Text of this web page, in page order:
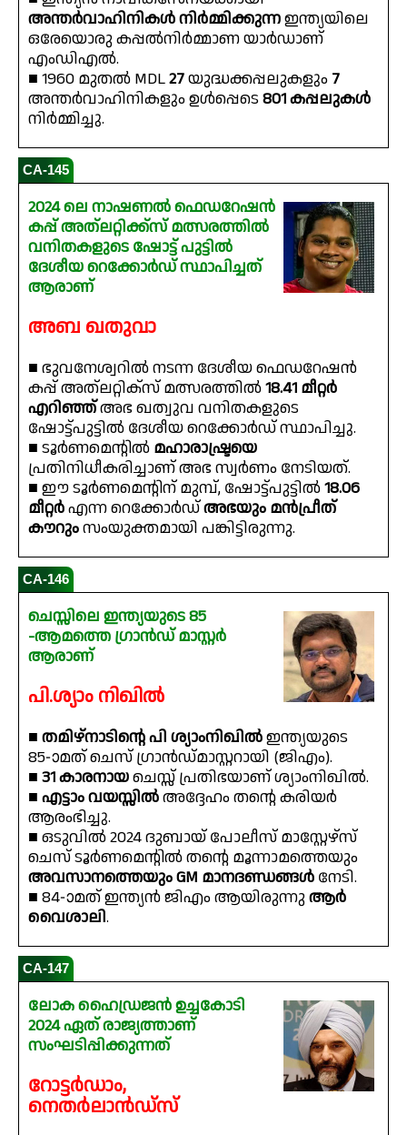
അന്തർവാഹിനികൾ നിർമ്മിക്കുന്നഇന്ത്യയിലെ
ഒരേയൊരു കപ്പൽനിർമ്മാണ യാർഡാണ്
എംഡിഎൽ.
■ 1960 മുതൽ MDL27യുദ്ധക്കപ്പലുകളും 7
അന്തർവാഹിനികളും ഉൾപ്പെടെ 801 കപ്പലുകൾ
നിർമ്മിച്ചു.
CA-145
2024 ലെ നാഷണൽ ഫെഡറേഷൻ
കപ്പ് അത്ലറ്റിക്ക്‌സ് മത്സരത്തിൽ
വനിതകളുടെ ഷോട്ട് പുട്ടിൽ
ദേശീയ റെക്കോർഡ് സ്ഥാപിച്ചത്
ആരാണ്
അബ ഖതുവാ
■ ഭുവനേശ്വറിൽ നടന്ന ദേശീയ ഫെഡറേഷൻ
കപ്പ് അത്‌ലറ്റിക്‌സ് മത്സരത്തിൽ 18.41 മീറ്റർ
എറിഞ്ഞ്അഭ ഖത്വുവ വനിതകളുടെ
ഷോട്ട്പുട്ടിൽ ദേശീയ റെക്കോർഡ് സ്ഥാപിച്ചു.
■ ടൂർണമെൻ്റിൽ മഹാരാഷ്ട്രയെ
പ്രതിനിധീകരിച്ചാണ് അഭ സ്വർണം നേടിയത്.
■ ഈ ടൂർണമെൻ്റിന് മുമ്പ്, ഷോട്ട്പുട്ടിൽ 18.06
മീറ്റർഎന്ന റെക്കോർഡ്അഭയും മൻപ്രീത്
കൗറുംസംയുക്തമായി പങ്കിട്ടിരുന്നു.
CA-146
ചെസ്സിലെ ഇന്ത്യയുടെ 85
-ആമത്തെ ഗ്രാൻഡ് മാസ്റ്റർ
ആരാണ്
പി.ശ്യാം നിഖിൽ
■ തമിഴ്‌നാടിൻ്റെ പി ശ്യാംനിഖിൽഇന്ത്യയുടെ
85-ാമത് ചെസ് ഗ്രാൻഡ്മാസ്റ്ററായി (ജിഎം).
■ 31 കാരനായചെസ്സ് പ്രതിഭയാണ് ശ്യാംനിഖിൽ.
■ എട്ടാം വയസ്സിൽഅദ്ദേഹം തൻ്റെ കരിയർ
ആരംഭിച്ചു.
■ ഒടുവിൽ 2024 ദുബായ് പോലീസ് മാസ്റ്റേഴ്‌സ്
ചെസ് ടൂർണമെൻ്റിൽ തൻ്റെ മൂന്നാമത്തെയും
അവസാനത്തെയും GM മാനദണ്ഡങ്ങൾ നേടി.
■ 84-ാമത് ഇന്ത്യൻ ജിഎം ആയിരുന്നു ആർ
വൈശാലി.
CA-147
ലോക ഹൈഡ്രജൻ ഉച്ചകോടി
2024 ഏത് രാജ്യത്താണ്
സംഘടിപ്പിക്കുന്നത്
റോട്ടർഡാം,
നെതർലാൻഡ്‌സ്